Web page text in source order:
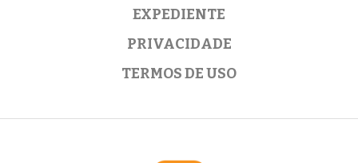
EXPEDIENTE
PRIVACIDADE
TERMOS DE USO